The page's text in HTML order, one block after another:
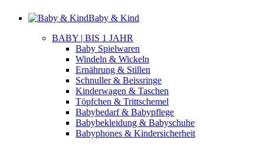
Baby & Kind
BABY | BIS 1 JAHR
Baby Spielwaren
Windeln & Wickeln
Ernährung & Stillen
Schnuller & Beissringe
Kinderwagen & Taschen
Töpfchen & Trittschemel
Babybedarf & Babypflege
Babybekleidung & Babyschuhe
Babyphones & Kindersicherheit